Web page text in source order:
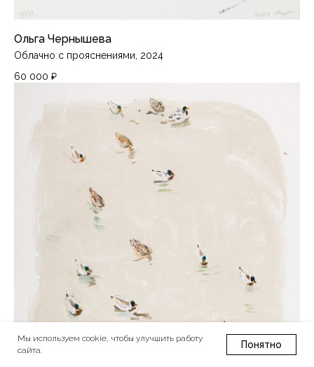
Ольга Чернышева
Облачно с прояснениями, 2024
60 000 ₽
Мы используем cookie, чтобы улучшить работу
сайта.
Понятно